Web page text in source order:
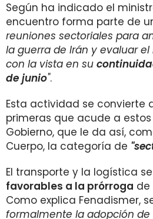
Según ha indicado el
encuentro forma parte de
reuniones sectoriales para
la guerra de Irán y evaluar el
con la vista en su
de junio".
Esta actividad se convierte
primeras que acude a
Gobierno, que le da así,
Cuerpo, la categoría de
El transporte y la logística
favorables a la prórroga de
Como explica Fenadismer,
formalmente la adopción